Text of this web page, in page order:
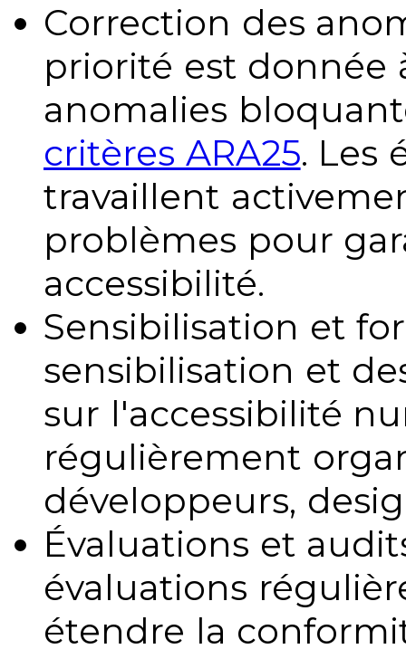
Correction des
priorité est donnée
anomalies
critères ARA25. Les
travaillent
problèmes pour
accessibilité.
Sensibilisation et
sensibilisation et
sur l'accessibilité
régulièrement
développeurs,
Évaluations et
évaluations
étendre la